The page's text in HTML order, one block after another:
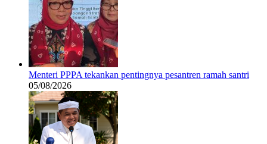
Menteri PPPA tekankan pentingnya pesantren ramah santri
05/08/2026